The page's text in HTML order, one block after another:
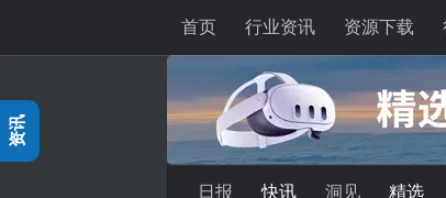
首页 行业资讯 资源下载
日报 快讯 洞见 精选
资讯